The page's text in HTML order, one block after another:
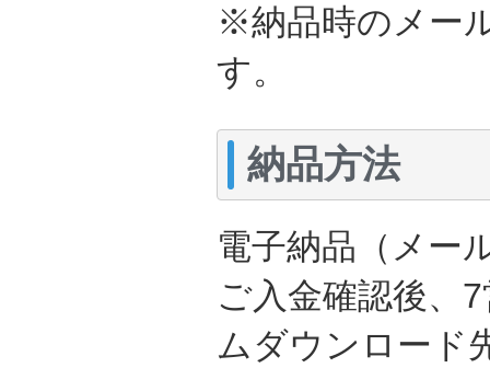
※納品時のメー
す。
納品方法
電子納品（メー
ご入金確認後、
ムダウンロード